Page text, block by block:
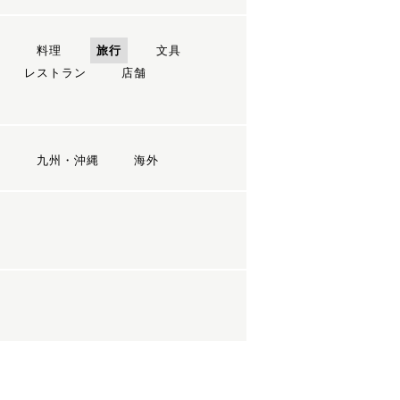
料理 旅行
文具
レストラン
店舗
九州・沖縄 海外